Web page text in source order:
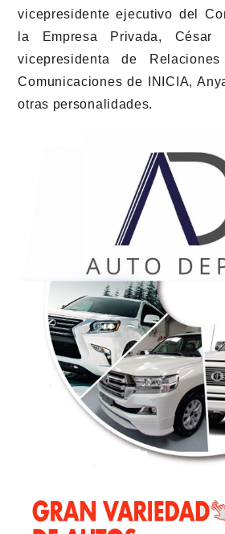
vicepresidente ejecutivo del
la Empresa Privada, César
vicepresidenta de
Comunicaciones de INICIA,
otras personalidades.